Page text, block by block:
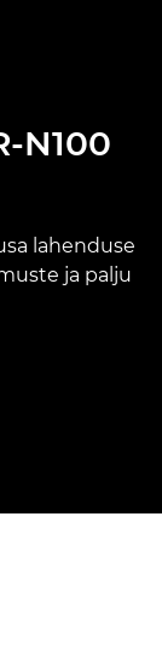
N100
lahenduse
ja palju